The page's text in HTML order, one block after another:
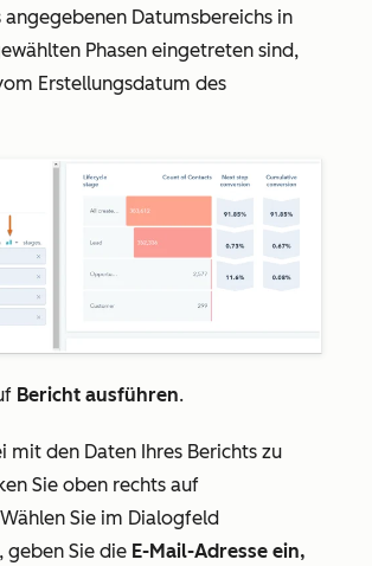
angegebenen Datumsbereichs in
Phasen eingetreten sind,
Erstellungsdatum des
Bericht ausführen.
mit den Daten Ihres Berichts zu
Sie oben rechts auf
Sie im Dialogfeld
, geben Sie die E-Mail-Adresse ein,